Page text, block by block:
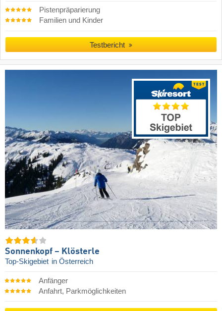
Pistenpräparierung
Familien und Kinder
Testbericht
Sonnenkopf – Klösterle
Top-Skigebiet in Österreich
Anfänger
Anfahrt, Parkmöglichkeiten